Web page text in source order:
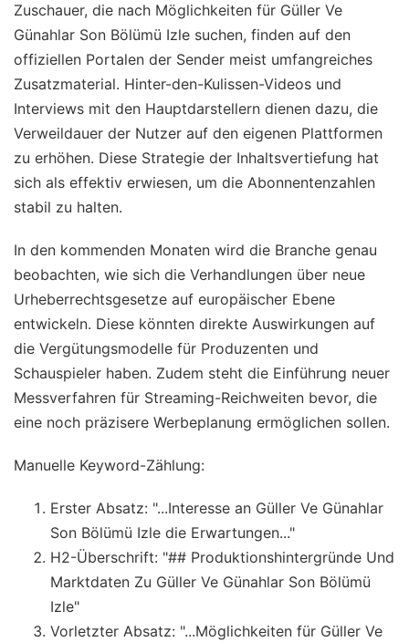
Zuschauer, die nach Möglichkeiten für Güller Ve
Günahlar Son Bölümü Izle suchen, finden auf den
offiziellen Portalen der Sender meist umfangreiches
Zusatzmaterial. Hinter-den-Kulissen-Videos und
Interviews mit den Hauptdarstellern dienen dazu, die
Verweildauer der Nutzer auf den eigenen Plattformen
zu erhöhen. Diese Strategie der Inhaltsvertiefung hat
sich als effektiv erwiesen, um die Abonnentenzahlen
stabil zu halten.
In den kommenden Monaten wird die Branche genau
beobachten, wie sich die Verhandlungen über neue
Urheberrechtsgesetze auf europäischer Ebene
entwickeln. Diese könnten direkte Auswirkungen auf
die Vergütungsmodelle für Produzenten und
Schauspieler haben. Zudem steht die Einführung neuer
Messverfahren für Streaming-Reichweiten bevor, die
eine noch präzisere Werbeplanung ermöglichen sollen.
Manuelle Keyword-Zählung:
Erster Absatz: "...Interesse an Güller Ve Günahlar
Son Bölümü Izle die Erwartungen..."
H2-Überschrift: "## Produktionshintergründe Und
Marktdaten Zu Güller Ve Günahlar Son Bölümü
Izle"
Vorletzter Absatz: "...Möglichkeiten für Güller Ve